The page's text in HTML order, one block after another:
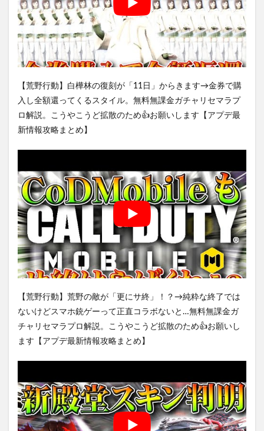
【荒野行動】白樺林の復刻が「11日」からきます→金券で購
入し全額還ってくるスタイル。無料無課金ガチャリセマラプ
ロ解説。こうやこうど拡散のため👍お願いします【アプデ最
新情報攻略まとめ】
【荒野行動】荒野の敵が「更にサ終」！？→純粋な終了では
ないけどスマホ銃ゲーって正直コラボないと…無料無課金ガ
チャリセマラプロ解説。こうやこうど拡散のため👍お願いし
ます【アプデ最新情報攻略まとめ】